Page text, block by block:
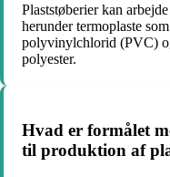
Plaststøberier kan
herunder termoplaste
polyvinylchlorid (PVC)
polyester.
Hvad er formålet
til produktion af